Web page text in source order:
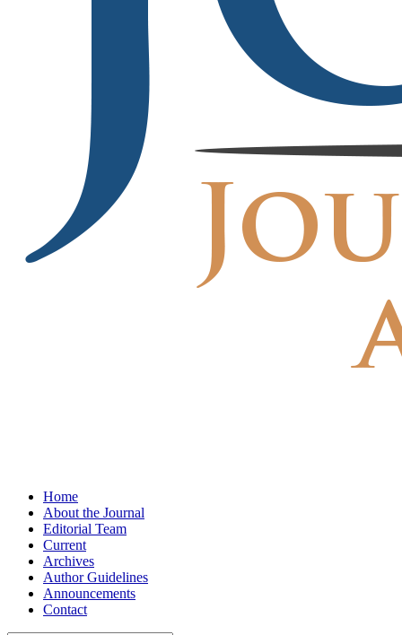
Home
About the Journal
Editorial Team
Current
Archives
Author Guidelines
Announcements
Contact